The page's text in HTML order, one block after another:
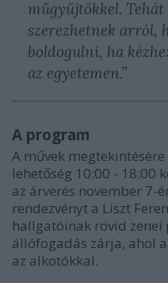
műgyűjtőkkel.
szerezhetnek arról,
boldogulni, ha
az egyetemen.”
A program
A művek
lehetőség 10:00 - 18:00
az árverés november 7-
rendezvényt a Liszt
hallgatóinak rövid
állófogadás zárja, ahol
az alkotókkal.